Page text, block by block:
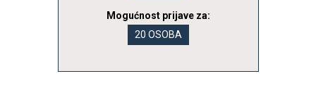
Mogućnost prijave za:
20 OSOBA